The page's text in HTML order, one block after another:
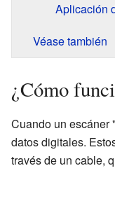
Aplicación
Véase también
¿Cómo
Cuando un escáner
datos digitales.
través de un cable,